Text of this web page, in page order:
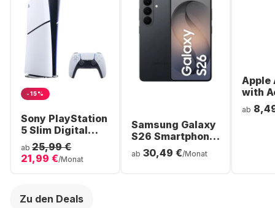
-15%
Sony PlayStation
5 Slim Digital
Console
ab 25,99 €
21,99 €/Monat
Samsung Galaxy
S26 Smartphone
- 256GB - Dual
SIM
ab 30,49 €/Monat
Apple
with
Noise
ab
Zu den Deals